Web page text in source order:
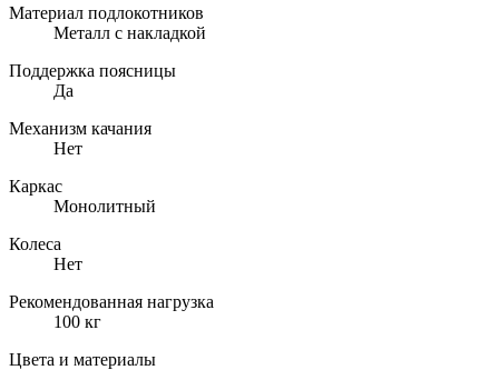
Материал подлокотников
Металл с накладкой
Поддержка поясницы
Да
Механизм качания
Нет
Каркас
Монолитный
Колеса
Нет
Рекомендованная нагрузка
100 кг
Цвета и материалы